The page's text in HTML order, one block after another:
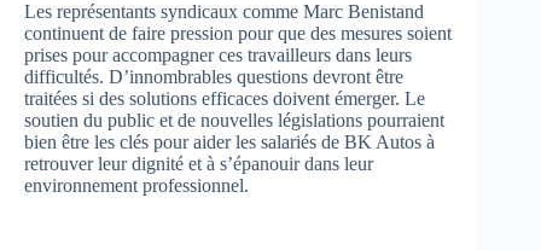
Les représentants syndicaux comme Marc Benistand
continuent de faire pression pour que des mesures soient
prises pour accompagner ces travailleurs dans leurs
difficultés. D’innombrables questions devront être
traitées si des solutions efficaces doivent émerger. Le
soutien du public et de nouvelles législations pourraient
bien être les clés pour aider les salariés de BK Autos à
retrouver leur dignité et à s’épanouir dans leur
environnement professionnel.